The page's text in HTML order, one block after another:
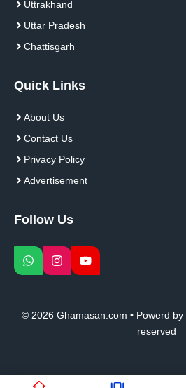
Uttrakhand
Uttar Pradesh
Chattisgarh
Quick Links
About Us
Contact Us
Privacy Policy
Advertisement
Follow Us
© 2026 Ghamasan.com • Powerd by
reserved